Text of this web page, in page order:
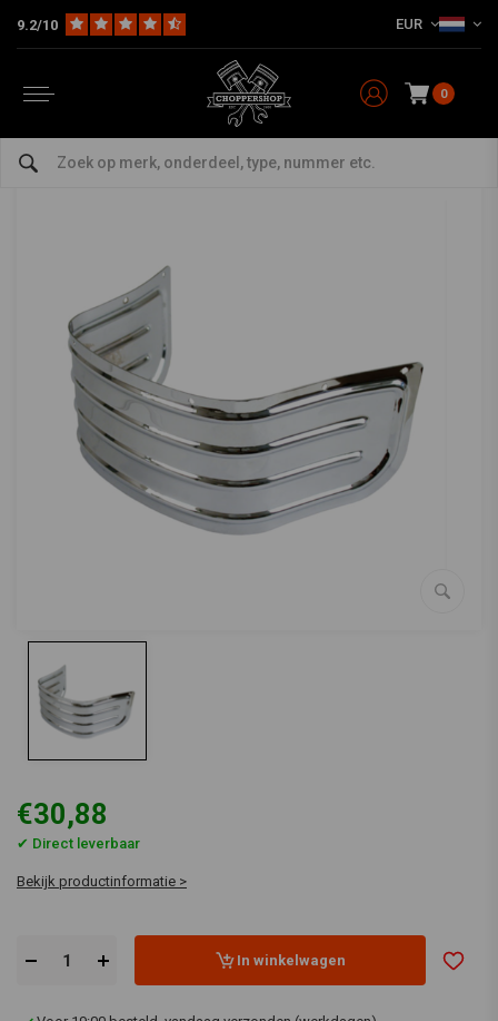
9.2/10 EUR
0
Multi-fit Spatborden Lower Front Fender Trim voor Harley Davidson Touring
Lower Front Fender Trim voor Harley Davidson
Touring
€30,88
✔ Direct leverbaar
Bekijk productinformatie >
In winkelwagen